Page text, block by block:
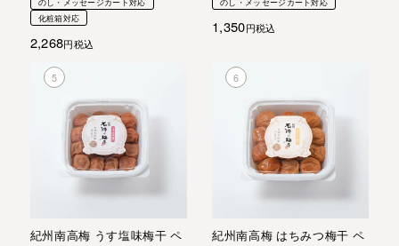
のし・メッセージカート対応
化粧箱対応
2,268 税込
のし・メッセージカート対応
1,350 税込
紀州南高梅 うす塩味梅干 ペ
紀州南高梅 はちみつ梅干 ペ